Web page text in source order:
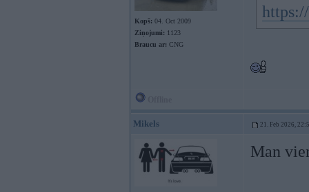
Kopš: 04. Oct 2009
Ziņojumi: 1123
Braucu ar: CNG
Mikels 21. Feb 2026,
Man